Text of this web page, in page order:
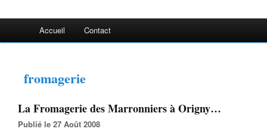
Accueil Contact
fromagerie
La Fromagerie des Marronniers à Origny…
Publié le 27 Août 2008